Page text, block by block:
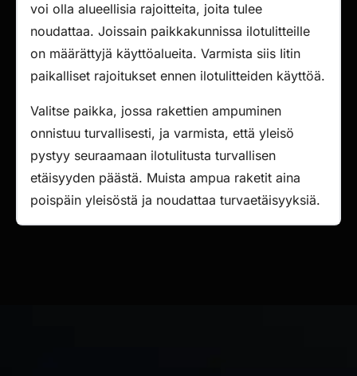
voi olla alueellisia rajoitteita, joita tulee
noudattaa. Joissain paikkakunnissa ilotulitteille
on määrättyjä käyttöalueita. Varmista siis Iitin
paikalliset rajoitukset ennen ilotulitteiden käyttöä.
Valitse paikka, jossa rakettien ampuminen
onnistuu turvallisesti, ja varmista, että yleisö
pystyy seuraamaan ilotulitusta turvallisen
etäisyyden päästä. Muista ampua raketit aina
poispäin yleisöstä ja noudattaa turvaetäisyyksiä.